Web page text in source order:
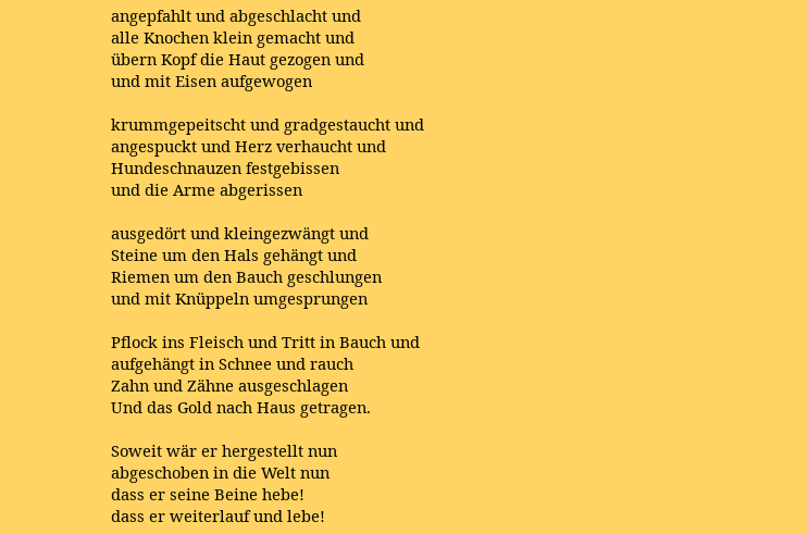
angepfahlt und abgeschlacht und
alle Knochen klein gemacht und
übern Kopf die Haut gezogen und
und mit Eisen aufgewogen
krummgepeitscht und gradgestaucht und
angespuckt und Herz verhaucht und
Hundeschnauzen festgebissen
und die Arme abgerissen
ausgedört und kleingezwängt und
Steine um den Hals gehängt und
Riemen um den Bauch geschlungen
und mit Knüppeln umgesprungen
Pflock ins Fleisch und Tritt in Bauch und
aufgehängt in Schnee und rauch
Zahn und Zähne ausgeschlagen
Und das Gold nach Haus getragen.
Soweit wär er hergestellt nun
abgeschoben in die Welt nun
dass er seine Beine hebe!
dass er weiterlauf und lebe!